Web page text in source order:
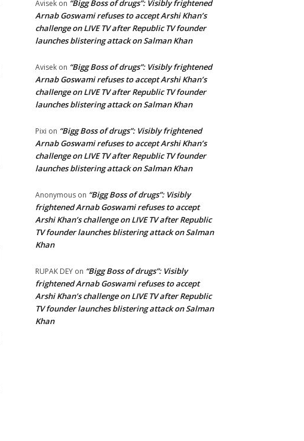
Avisek on “Bigg Boss of drugs”: Visibly frightened
Arnab Goswami refuses to accept Arshi Khan’s
challenge on LIVE TV after Republic TV founder
launches blistering attack on Salman Khan
Avisek on “Bigg Boss of drugs”: Visibly frightened
Arnab Goswami refuses to accept Arshi Khan’s
challenge on LIVE TV after Republic TV founder
launches blistering attack on Salman Khan
Pixi on “Bigg Boss of drugs”: Visibly frightened
Arnab Goswami refuses to accept Arshi Khan’s
challenge on LIVE TV after Republic TV founder
launches blistering attack on Salman Khan
Anonymous on “Bigg Boss of drugs”: Visibly
frightened Arnab Goswami refuses to accept
Arshi Khan’s challenge on LIVE TV after Republic
TV founder launches blistering attack on Salman
Khan
RUPAK DEY on “Bigg Boss of drugs”: Visibly
frightened Arnab Goswami refuses to accept
Arshi Khan’s challenge on LIVE TV after Republic
TV founder launches blistering attack on Salman
Khan